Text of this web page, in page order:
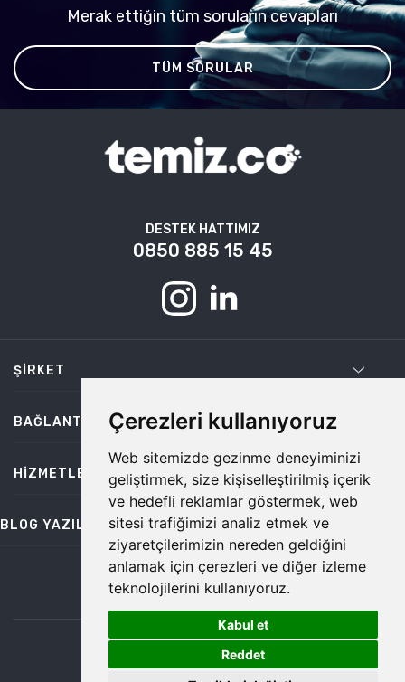
Çerezleri kullanıyoruz
Web sitemizde gezinme deneyiminizi
geliştirmek, size kişiselleştirilmiş içerik
ve hedefli reklamlar göstermek, web
sitesi trafiğimizi analiz etmek ve
ziyaretçilerimizin nereden geldiğini
anlamak için çerezleri ve diğer izleme
teknolojilerini kullanıyoruz.
Kabul et
Reddet
Merak ettiğin tüm soruların cevapları
TÜM SORULAR
DESTEK HATTIMIZ
0850 885 15 45
ŞIRKET
BAĞLANTILAR
HIZMETLER
BLOG YAZILARI
bilgi@temiz.co
©2026 Temiz, Her Hakkı Saklıdır.